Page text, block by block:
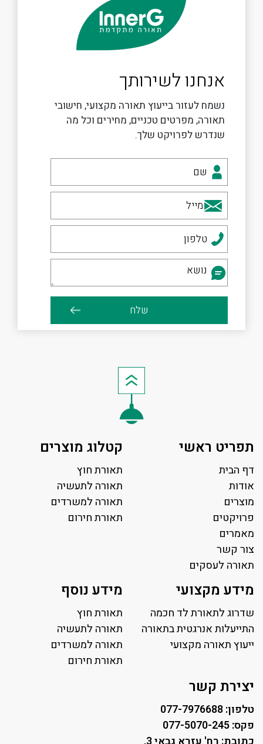
אנחנו לשירותך
נשמח לעזור בייעוץ תאורה מקצועי, חישובי
תאורה, מפרטים טכניים, מחירים וכל מה
שנדרש לפרויקט שלך.
תפריט ראשי
דף הבית
אודות
מוצרים
פרויקטים
מאמרים
צור קשר
תאורה לעסקים
פאנל לד
פרופיל תאורה
תאורה לאולמות ספורט
תאורה למגרשי טניס
קטלוג מוצרים
תאורת חוץ
תאורה לתעשיה
תאורה למשרדים
תאורת חירום
מידע מקצועי
שדרוג לתאורת לד חכמה
התייעלות אנרגטית בתאורה
ייעוץ תאורה מקצועי
מידע נוסף
תאורת חוץ
תאורה לתעשיה
תאורה למשרדים
תאורת חירום
יצירת קשר
טלפון: 077-7976688
פקס: 077-5070-245